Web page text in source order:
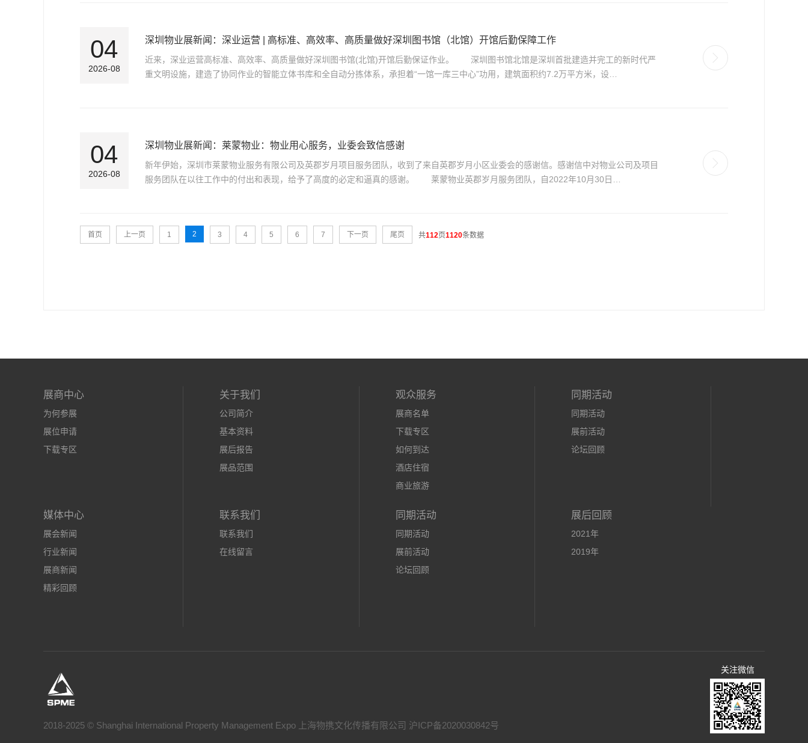
04
2026-08
深圳物业展新闻：深业运营 | 高标准、高效率、高质量做好深圳图书馆（北馆）开馆后勤保障工作
近来，深业运营高标准、高效率、高质量做好深圳图书馆(北馆)开馆后勤保证作业。 深圳图书馆北馆是深圳首批建造并完工的新时代严
重文明设施，建造了协同作业的智能立体书库和全自动分拣体系，承担着“一馆一库三中心”功用，建筑面积约7.2万平方米，设…
04
2026-08
深圳物业展新闻：莱蒙物业：物业用心服务，业委会致信感谢
新年伊始，深圳市莱蒙物业服务有限公司及英郡岁月项目服务团队，收到了来自英郡岁月小区业委会的感谢信。感谢信中对物业公司及项目
服务团队在以往工作中的付出和表现，给予了高度的必定和逼真的感谢。 莱蒙物业英郡岁月服务团队，自2022年10月30日…
首页 上一页 1 2 3 4 5 6 7 下一页 尾页 共112页1120条数据
展商中心
为何参展
展位申请
下载专区
关于我们
公司简介
基本资料
展后报告
展品范围
观众服务
展商名单
下载专区
如何到达
酒店住宿
商业旅游
同期活动
同期活动
展前活动
论坛回顾
媒体中心
展会新闻
行业新闻
展商新闻
精彩回顾
联系我们
联系我们
在线留言
同期活动
同期活动
展前活动
论坛回顾
展后回顾
2021年
2019年
2018-2025 © Shanghai International Property Management Expo 上海物携文化传播有限公司 沪ICP备2020030842号
关注微信